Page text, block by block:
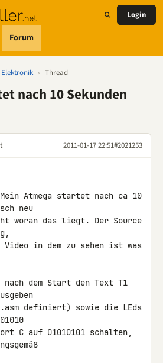
Forum
Login
› Thread
nach 10 Sekunden
2011-01-17 22:51#2021253
Atmega startet nach ca 10
neu
woran das liegt. Der Source
in dem zu sehen ist was
nach dem Start den Text T1
definiert) sowie die LEds
C auf 01010101 schalten,